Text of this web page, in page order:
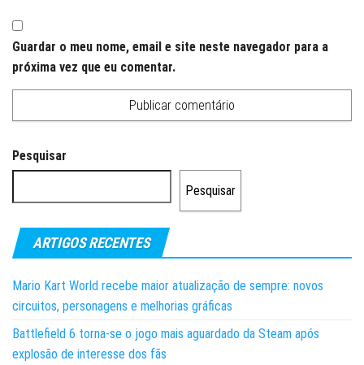
Guardar o meu nome, email e site neste navegador para a
próxima vez que eu comentar.
Pesquisar
Pesquisar
ARTIGOS RECENTES
Mario Kart World recebe maior atualização de sempre: novos
circuitos, personagens e melhorias gráficas
Battlefield 6 torna-se o jogo mais aguardado da Steam após
explosão de interesse dos fãs